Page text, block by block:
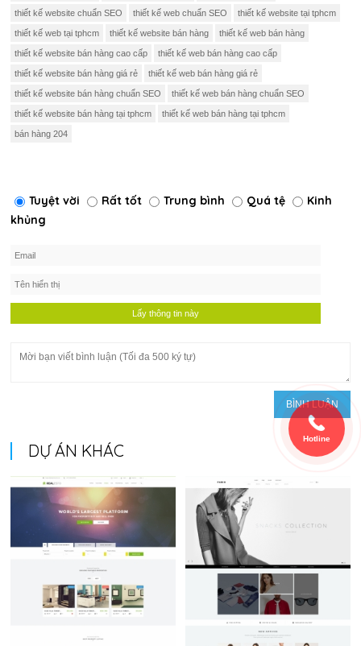
thiết kế website chuẩn SEO thiết kế web chuẩn SEO thiết kế website tại tphcm
thiết kế web tại tphcm thiết kế website bán hàng thiết kế web bán hàng
thiết kế website bán hàng cao cấp thiết kế web bán hàng cao cấp
thiết kế website bán hàng giá rẻ thiết kế web bán hàng giá rẻ
thiết kế website bán hàng chuẩn SEO thiết kế web bán hàng chuẩn SEO
thiết kế website bán hàng tại tphcm thiết kế web bán hàng tại tphcm
bán hàng 204
Tuyệt vời Rất tốt Trung bình Quá tệ
Kinh
khủng
DỰ ÁN KHÁC
Hotline